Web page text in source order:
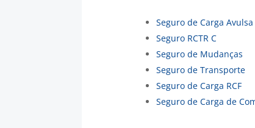
Seguro de Carga Avulsa
Seguro RCTR C
Seguro de Mudanças
Seguro de Transporte
Seguro de Carga RCF
Seguro de Carga de